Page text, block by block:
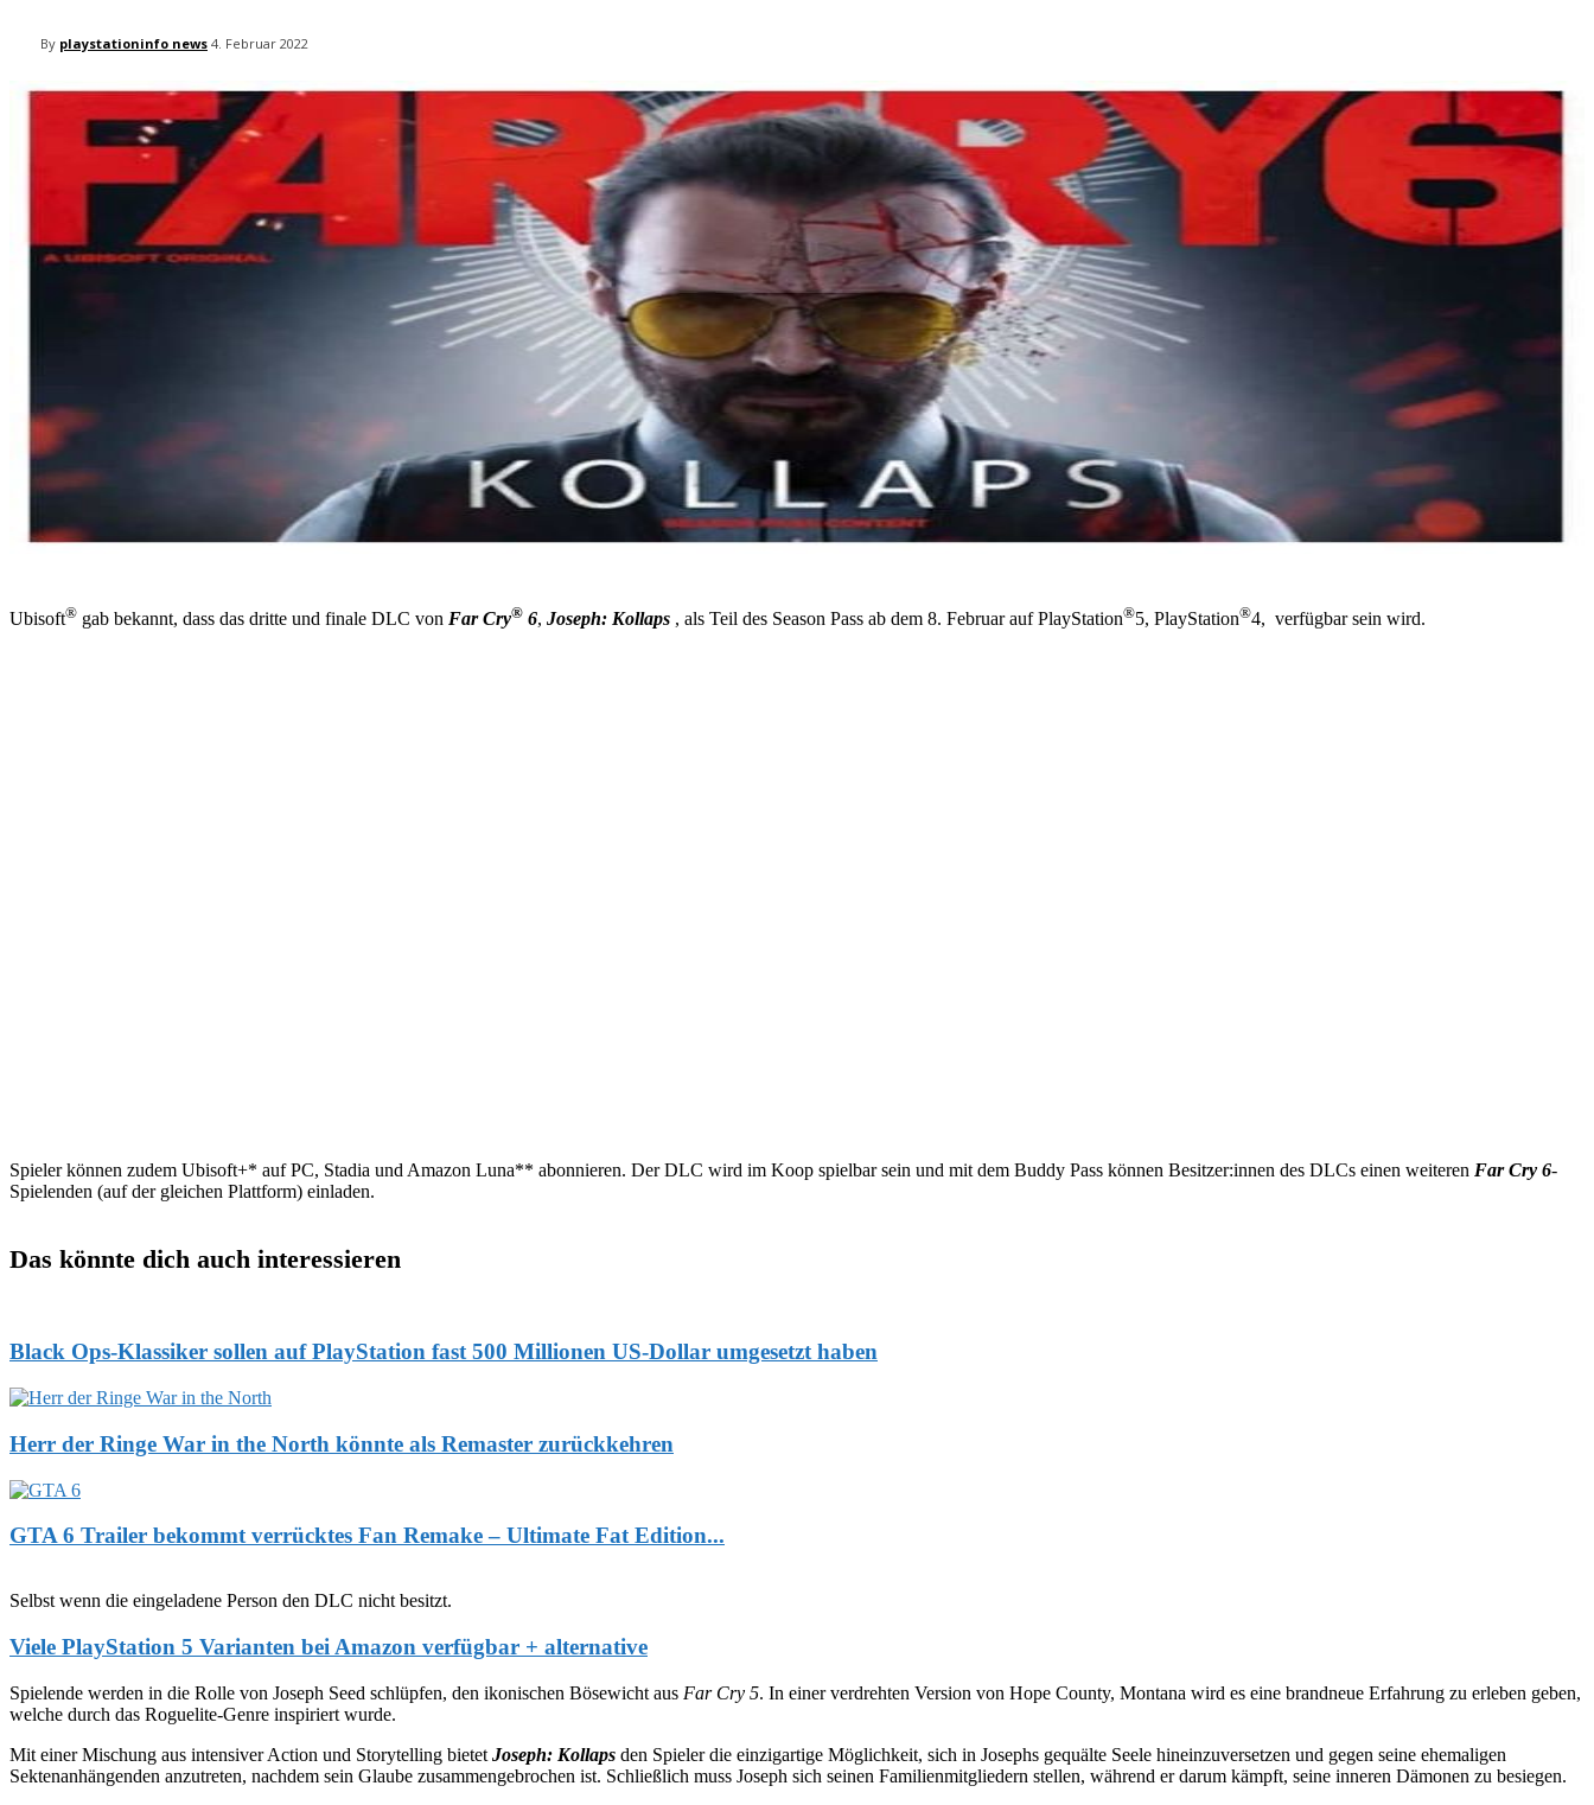
By playstationinfo news 4. Februar 2022
Ubisoft® gab bekannt, dass das dritte und finale DLC von Far Cry® 6, Joseph: Kollaps , als Teil des Season Pass ab dem 8. Februar auf PlayStation®5, PlayStation®4, verfügbar sein wird.
Spieler können zudem Ubisoft+* auf PC, Stadia und Amazon Luna** abonnieren. Der DLC wird im Koop spielbar sein und mit dem Buddy Pass können Besitzer:innen des DLCs einen weiteren Far Cry 6-
Spielenden (auf der gleichen Plattform) einladen.
Das könnte dich auch interessieren
Black Ops-Klassiker sollen auf PlayStation fast 500 Millionen US-Dollar umgesetzt haben
Herr der Ringe War in the North könnte als Remaster zurückkehren
GTA 6 Trailer bekommt verrücktes Fan Remake – Ultimate Fat Edition...
Selbst wenn die eingeladene Person den DLC nicht besitzt.
Viele PlayStation 5 Varianten bei Amazon verfügbar + alternative
Spielende werden in die Rolle von Joseph Seed schlüpfen, den ikonischen Bösewicht aus Far Cry 5. In einer verdrehten Version von Hope County, Montana wird es eine brandneue Erfahrung zu erleben geben,
welche durch das Roguelite-Genre inspiriert wurde.
Mit einer Mischung aus intensiver Action und Storytelling bietet Joseph: Kollaps den Spieler die einzigartige Möglichkeit, sich in Josephs gequälte Seele hineinzuversetzen und gegen seine ehemaligen
Sektenanhängenden anzutreten, nachdem sein Glaube zusammengebrochen ist. Schließlich muss Joseph sich seinen Familienmitgliedern stellen, während er darum kämpft, seine inneren Dämonen zu besiegen.